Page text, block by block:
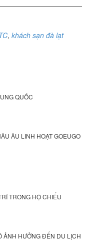
, khách sạn đà lạt
QUỐC
ÂU LINH HOẠT GOEUGO
TRONG HỘ CHIẾU
ẢNH HƯỞNG ĐẾN DU LỊCH